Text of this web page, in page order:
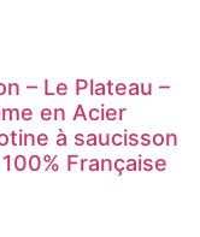
– Le Plateau –
en Acier
à saucisson
Française